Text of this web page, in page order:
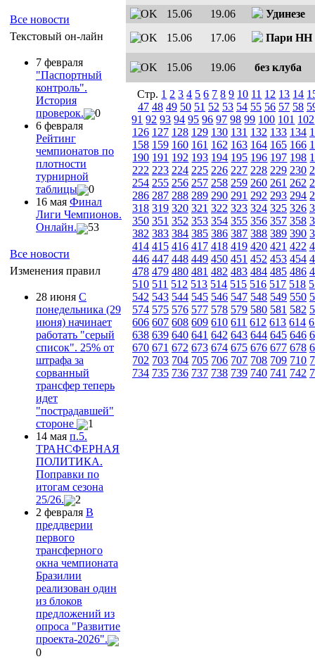
Все новости
Текстовый он-лайн
7 февраля
"Паспортный
контроль".
История
проверок.
0
6 февраля
Рейтинг
чемпионатов по
плотности
турнирной
таблицы
0
16 мая Финал
Лиги Чемпионов.
Онлайн.
53
Все новости
Изменения правил
28 июня С
понедельника (29
июня) начинает
работать "серый
список". 25% от
штрафа за
сорванный
трансфер теперь
идет
"пострадавшей"
стороне
1
14 мая п.5.
ТРАНСФЕРНАЯ
ПОЛИТИКА.
Поправки по
итогам сезона
25/26.
2
2 февраля В
преддверии
первого
трансферного
окна чемпионата
Бразилии
реализован один
из блоков
предложений из
опроса "Развитие
проекта-2026".
0
15.06
19.06
Удинезе
15.06
17.06 Пари НН
15.06 19.06 без клуба
Стр. 1 2 3 4 5 6 7 8 9 10 11 12 13 14
47 48 49 50 51 52 53 54 55 56 57 58
91 92 93 94 95 96 97 98 99 100 101 102
126 127 128 129 130 131 132 133 134
158 159 160 161 162 163 164 165 166
190 191 192 193 194 195 196 197 198
222 223 224 225 226 227 228 229 230
254 255 256 257 258 259 260 261 262
286 287 288 289 290 291 292 293 294
318 319 320 321 322 323 324 325 326
350 351 352 353 354 355 356 357 358
382 383 384 385 386 387 388 389 390
414 415 416 417 418 419 420 421 422
446 447 448 449 450 451 452 453 454
478 479 480 481 482 483 484 485 486
510 511 512 513 514 515 516 517 518
542 543 544 545 546 547 548 549 550
574 575 576 577 578 579 580 581 582
606 607 608 609 610 611 612 613 614
638 639 640 641 642 643 644 645 646
670 671 672 673 674 675 676 677 678
702 703 704 705 706 707 708 709 710
734 735 736 737 738 739 740 741 742